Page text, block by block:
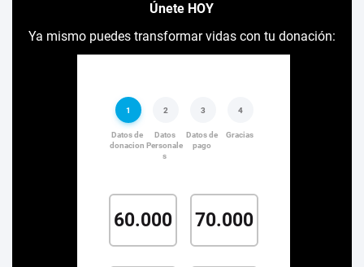
Únete HOY
Ya mismo puedes transformar vidas con tu donación: